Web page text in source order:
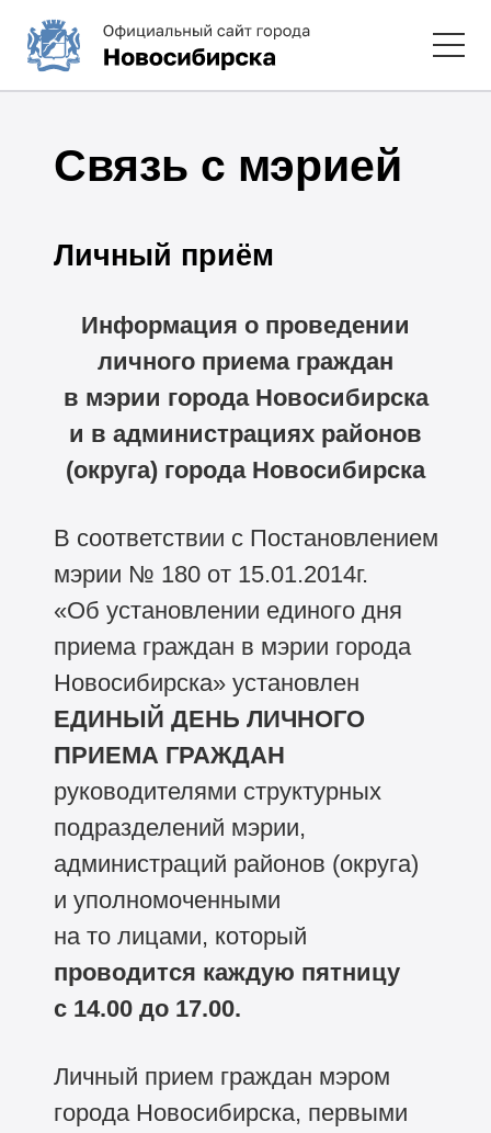
Связь с мэрией
Личный приём
Информация о проведении
личного приема граждан
в мэрии города Новосибирска
и в администрациях районов
(округа) города Новосибирска
В соответствии с Постановлением
мэрии № 180 от 15.01.2014г.
«Об установлении единого дня
приема граждан в мэрии города
Новосибирска» установлен
ЕДИНЫЙ ДЕНЬ ЛИЧНОГО
ПРИЕМА ГРАЖДАН
руководителями структурных
подразделений мэрии,
администраций районов (округа)
и уполномоченными
на то лицами, который
проводится каждую пятницу
с 14.00 до 17.00.
Личный прием граждан мэром
города Новосибирска, первыми